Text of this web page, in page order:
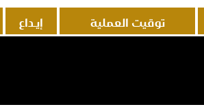
وصف العملية رصيد